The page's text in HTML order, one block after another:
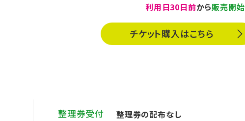
利用日30日前から販売開始
チケット購入はこちら
整理券受付
整理券の配布なし